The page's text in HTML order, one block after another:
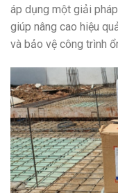
áp dụng một giải
giúp nâng cao hiệu
và bảo vệ công trình